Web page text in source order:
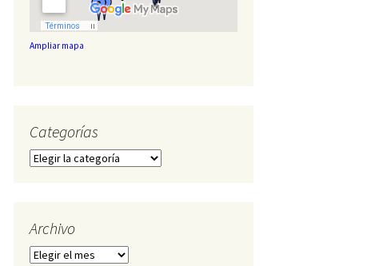
Ampliar mapa
Categorías
Categorías
Archivo
Archivo